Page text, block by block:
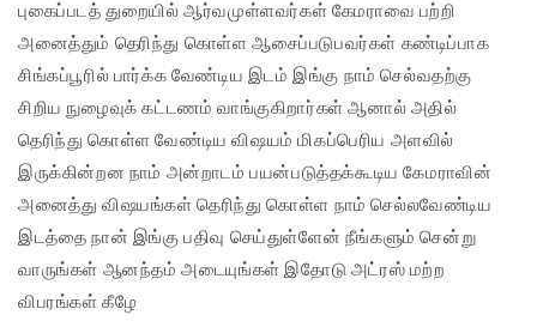
புகைப்படத் துறையில் ஆர்வமுள்ளவர்கள் கேமராவை பற்றி
அனைத்தும் தெரிந்து கொள்ள ஆசைப்படுபவர்கள் கண்டிப்பாக
சிங்கப்பூரில் பார்க்க வேண்டிய இடம் இங்கு நாம் செல்வதற்கு
சிறிய நுழைவுக் கட்டணம் வாங்குகிறார்கள் ஆனால் அதில்
தெரிந்து கொள்ள வேண்டிய விஷயம் மிகப்பெரிய அளவில்
இருக்கின்றன நாம் அன்றாடம் பயன்படுத்தக்கூடிய கேமராவின்
அனைத்து விஷயங்கள் தெரிந்து கொள்ள நாம் செல்லவேண்டிய
இடத்தை நான் இங்கு பதிவு செய்துள்ளேன் நீங்களும் சென்று
வாருங்கள் ஆனந்தம் அடையுங்கள் இதோடு அட்ரஸ் மற்ற
விபரங்கள் கீழே